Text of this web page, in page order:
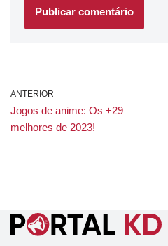
ANTERIOR
Jogos de anime: Os +29
melhores de 2023!